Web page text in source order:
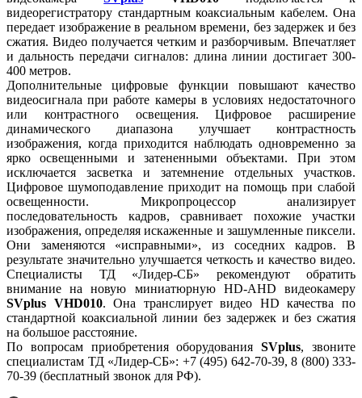
видеорегистратору стандартным коаксиальным кабелем. Она
передает изображение в реальном времени, без задержек и без
сжатия. Видео получается четким и разборчивым. Впечатляет
и дальность передачи сигналов: длина линии достигает 300-
400 метров.
Дополнительные цифровые функции повышают качество
видеосигнала при работе камеры в условиях недостаточного
или контрастного освещения. Цифровое расширение
динамического диапазона улучшает контрастность
изображения, когда приходится наблюдать одновременно за
ярко освещенными и затененными объектами. При этом
исключается засветка и затемнение отдельных участков.
Цифровое шумоподавление приходит на помощь при слабой
освещенности. Микропроцессор анализирует
последовательность кадров, сравнивает похожие участки
изображения, определяя искаженные и зашумленные пиксели.
Они заменяются «исправными», из соседних кадров. В
результате значительно улучшается четкость и качество видео.
Специалисты ТД «Лидер-СБ» рекомендуют обратить
внимание на новую миниатюрную HD-AHD видеокамеру
SVplus VHD010. Она транслирует видео HD качества по
стандартной коаксиальной линии без задержек и без сжатия
на большое расстояние.
По вопросам приобретения оборудованияSVplus, звоните
специалистам ТД «Лидер-СБ»: +7 (495) 642-70-39, 8 (800) 333-
70-39 (бесплатный звонок для РФ).